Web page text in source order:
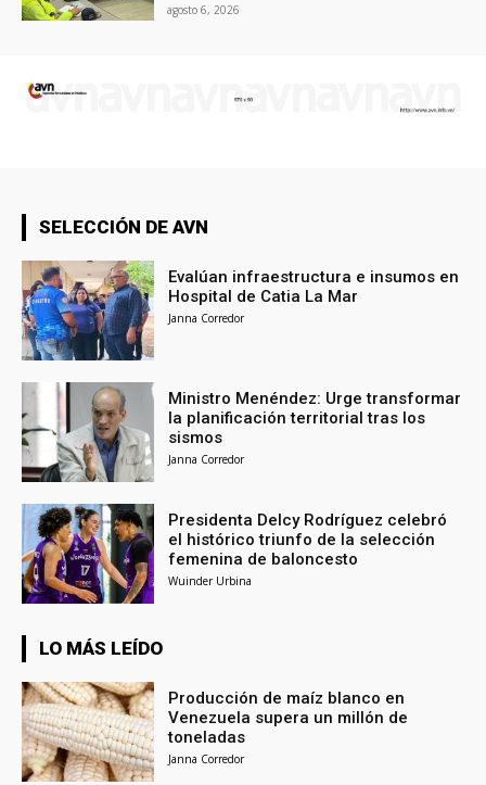
agosto 6, 2026
SELECCIÓN DE AVN
Evalúan infraestructura e insumos en
Hospital de Catia La Mar
Janna Corredor
Ministro Menéndez: Urge transformar
la planificación territorial tras los
sismos
Janna Corredor
Presidenta Delcy Rodríguez celebró
el histórico triunfo de la selección
femenina de baloncesto
Wuinder Urbina
LO MÁS LEÍDO
Producción de maíz blanco en
Venezuela supera un millón de
toneladas
Janna Corredor